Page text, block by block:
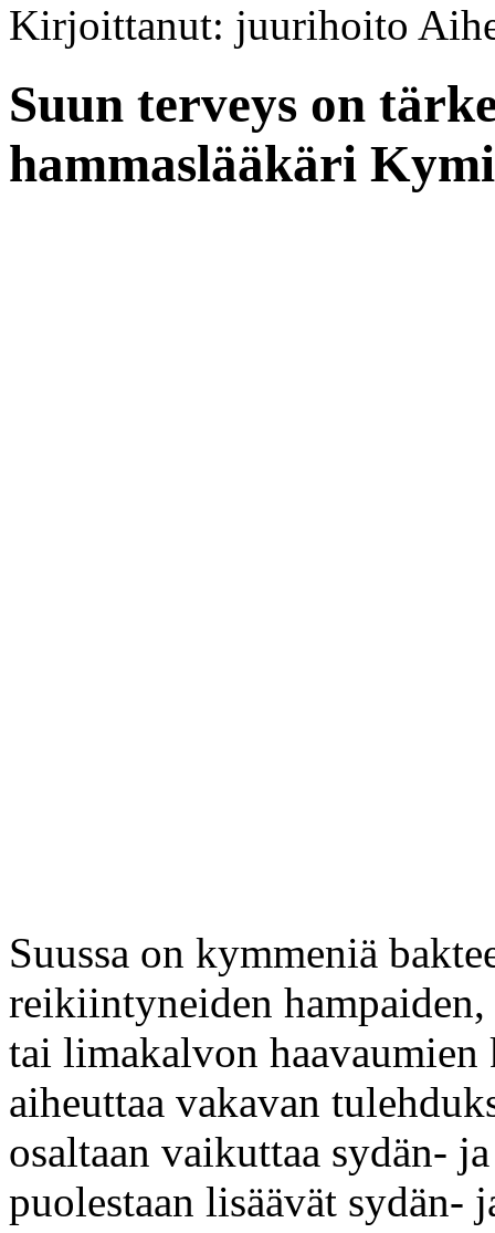
Kirjoittanut: juurihoito
Suun terveys on
hammaslääkäri
Suussa on kymmeniä
reikiintyneiden
tai limakalvon
aiheuttaa vakavan
osaltaan vaikuttaa sydän-
puolestaan lisäävät sydän-